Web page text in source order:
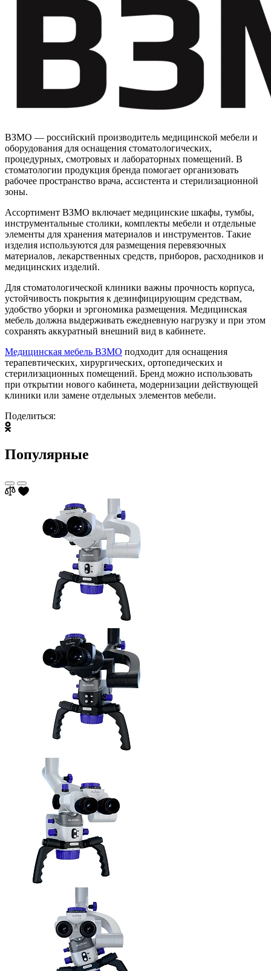
ВЗМО — российский производитель медицинской мебели и
оборудования для оснащения стоматологических,
процедурных, смотровых и лабораторных помещений. В
стоматологии продукция бренда помогает организовать
рабочее пространство врача, ассистента и стерилизационной
зоны.
Ассортимент ВЗМО включает медицинские шкафы, тумбы,
инструментальные столики, комплекты мебели и отдельные
элементы для хранения материалов и инструментов. Такие
изделия используются для размещения перевязочных
материалов, лекарственных средств, приборов, расходников и
медицинских изделий.
Для стоматологической клиники важны прочность корпуса,
устойчивость покрытия к дезинфицирующим средствам,
удобство уборки и эргономика размещения. Медицинская
мебель должна выдерживать ежедневную нагрузку и при этом
сохранять аккуратный внешний вид в кабинете.
Медицинская мебель ВЗМО подходит для оснащения
терапевтических, хирургических, ортопедических и
стерилизационных помещений. Бренд можно использовать
при открытии нового кабинета, модернизации действующей
клиники или замене отдельных элементов мебели.
Поделиться:
Популярные